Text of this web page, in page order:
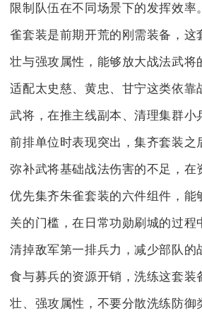
限制队伍在不同场景下的发挥效率
雀套装是前期开荒的刚需装备，这
壮与强攻属性，能够放大战法武将
适配太史慈、黄忠、甘宁这类依靠
武将，在推主线副本、清理集群小
前排单位时表现突出，集齐套装之
弥补武将基础战法伤害的不足，在
优先集齐朱雀套装的六件组件，能
关的门槛，在日常功勋刷城的过程
清掉敌军第一排兵力，减少部队的
食与募兵的资源开销，洗练这套装
壮、强攻属性，不要分散洗练防御